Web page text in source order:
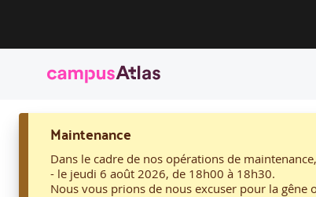
Maintenance
Dans le cadre de nos opérations de
- le jeudi 6 août 2026, de 18h00 à 18h30.
Nous vous prions de nous excuser pour la gêne
10. DÉCOUVRIR LA RÉGLEMENTATION DE
10. Découvrir la